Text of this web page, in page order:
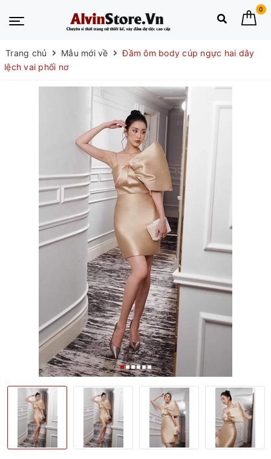
0
Trang chủ Mẫu mới về
Đầm ôm body cúp ngực hai dây
lệch vai phối nơ